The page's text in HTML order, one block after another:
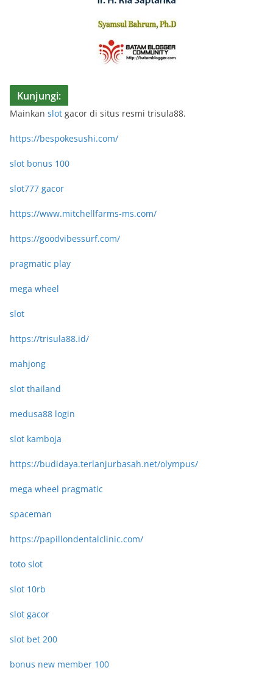
Kunjungi:
Mainkan slot gacor di situs resmi trisula88.
https://bespokesushi.com/
slot bonus 100
slot777 gacor
https://www.mitchellfarms-ms.com/
https://goodvibessurf.com/
pragmatic play
mega wheel
slot
https://trisula88.id/
mahjong
slot thailand
medusa88 login
slot kamboja
https://budidaya.terlanjurbasah.net/olympus/
mega wheel pragmatic
spaceman
https://papillondentalclinic.com/
toto slot
slot 10rb
slot gacor
slot bet 200
bonus new member 100